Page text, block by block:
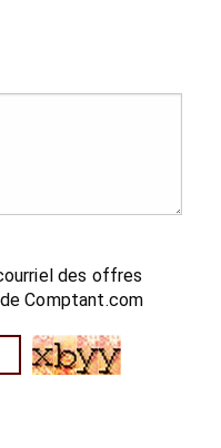
des offres
Comptant.com